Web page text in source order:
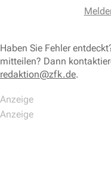
Haben Sie Fehler
mitteilen? Dann
redaktion@zfk.de.